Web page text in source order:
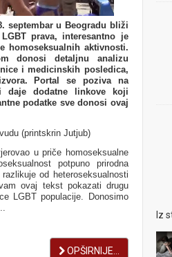
septembar u Beogradu bliži
prava, interesantno je
homoseksualnih aktivnosti.
donosi detalјnu analizu
i medicinskih posledica,
Portal se poziva na
daje dodatne linkove koji
podatke sve donosi ovaj
(printskrin Jutjub)
u priče homoseksualne
potpuno prirodna
od heteroseksualnosti
ovaj tekst pokazati drugu
LGBT populacije. Donosimo
OPŠIRNIJE...
Iz